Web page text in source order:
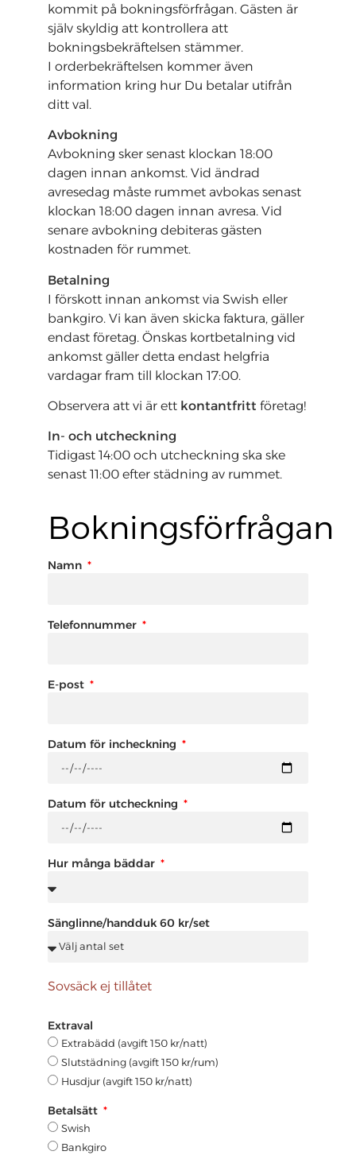
kommit på bokningsförfrågan. Gästen är
själv skyldig att kontrollera att
bokningsbekräftelsen stämmer.
I orderbekräftelsen kommer även
information kring hur Du betalar utifrån
ditt val.
Avbokning
Avbokning sker senast klockan 18:00
dagen innan ankomst. Vid ändrad
avresedag måste rummet avbokas senast
klockan 18:00 dagen innan avresa. Vid
senare avbokning debiteras gästen
kostnaden för rummet.
Betalning
I förskott innan ankomst via Swish eller
bankgiro. Vi kan även skicka faktura, gäller
endast företag. Önskas kortbetalning vid
ankomst gäller detta endast helgfria
vardagar fram till klockan 17:00.
Observera att vi är ett kontantfritt företag!
In- och utcheckning
Tidigast 14:00 och utcheckning ska ske
senast 11:00 efter städning av rummet.
Bokningsförfrågan
Namn
Telefonnummer
E-post
Datum för incheckning
Datum för utcheckning
Hur många bäddar
Sänglinne/handduk 60 kr/set
Sovsäck ej tillåtet
Extraval
Extrabädd (avgift 150 kr/natt)
Slutstädning (avgift 150 kr/rum)
Husdjur (avgift 150 kr/natt)
Betalsätt
Swish
Bankgiro